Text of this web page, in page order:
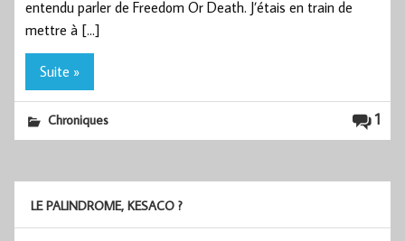
entendu parler de Freedom Or Death. J’étais en train de
mettre à […]
Suite »
1
Chroniques
LE PALINDROME, KESACO ?